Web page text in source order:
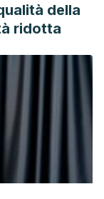
della
ridotta